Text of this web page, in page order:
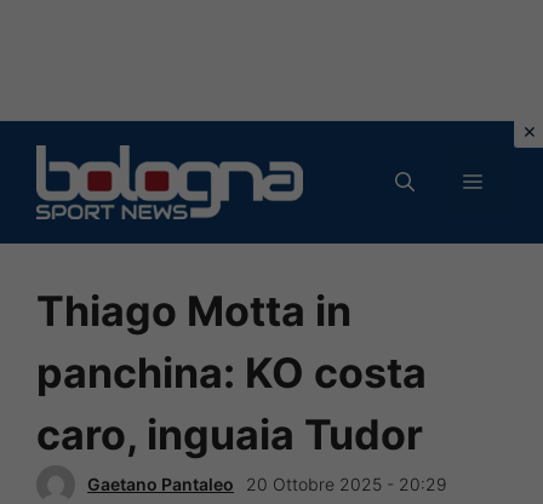
contenuto
MENU
Thiago Motta in
panchina: KO costa
caro, inguaia Tudor
Gaetano Pantaleo 20 Ottobre 2025 - 20:29